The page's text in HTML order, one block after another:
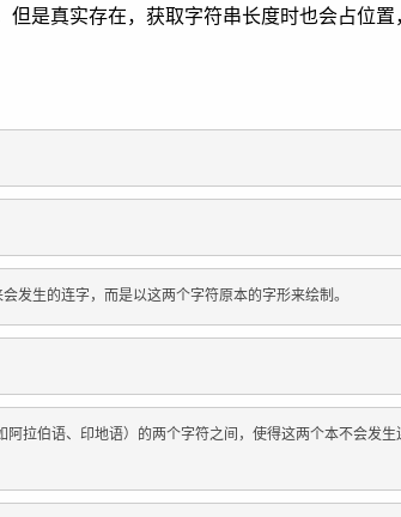
是真实存在，获取字符串长度时也会占位
的连字，而是以这两个字符原本的字形来绘制。
伯语、印地语）的两个字符之间，使得这两个本不会发生